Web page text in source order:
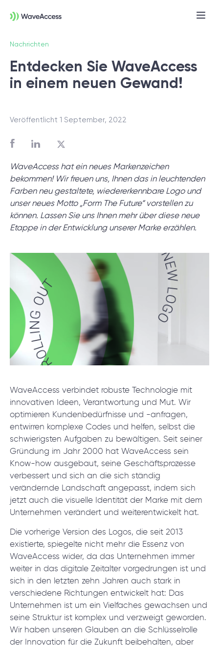
Nachrichten
Entdecken Sie WaveAccess
in einem neuen Gewand!
Veröffentlicht 1 September, 2022
WaveAccess hat ein neues Markenzeichen
bekommen! Wir freuen uns, Ihnen das in leuchtenden
Farben neu gestaltete, wiedererkennbare Logo und
unser neues Motto „Form The Future“ vorstellen zu
können. Lassen Sie uns Ihnen mehr über diese neue
Etappe in der Entwicklung unserer Marke erzählen.
WaveAccess verbindet robuste Technologie mit
innovativen Ideen, Verantwortung und Mut. Wir
optimieren Kundenbedürfnisse und -anfragen,
entwirren komplexe Codes und helfen, selbst die
schwierigsten Aufgaben zu bewältigen. Seit seiner
Gründung im Jahr 2000 hat WaveAccess sein
Know-how ausgebaut, seine Geschäftsprozesse
verbessert und sich an die sich ständig
verändernde Landschaft angepasst, indem sich
jetzt auch die visuelle Identität der Marke mit dem
Unternehmen verändert und weiterentwickelt hat.
Die vorherige Version des Logos, die seit 2013
existierte, spiegelte nicht mehr die Essenz von
WaveAccess wider, da das Unternehmen immer
weiter in das digitale Zeitalter vorgedrungen ist und
sich in den letzten zehn Jahren auch stark in
verschiedene Richtungen entwickelt hat: Das
Unternehmen ist um ein Vielfaches gewachsen und
seine Struktur ist komplex und verzweigt geworden.
Wir haben unseren Glauben an die Schlüsselrolle
der Innovation für die Zukunft beibehalten, aber
Noch nicht sicher, was Sie
In einer Discovery-Session klären wir Ihre
Anforderungen, definieren Ziele und legen
das Fundament für ein erfolgreiches
Projektsetup.
DISCOVERY-SESSION STARTEN
/ Blog Nachrichten
+49 721 957 3177
հայերեն
English (UK)
Deutsch
Dansk
English
© 2000 – 2026 WaveAccess , All Rights Reserved.
Datenschutzrichtlinie
Cookie-Erklärung